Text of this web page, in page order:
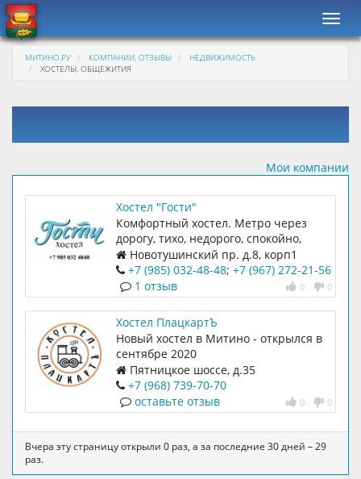
МИТИНО.РУ КОМПАНИИ, ОТЗЫВЫ
НЕДВИЖИМОСТЬ
ХОСТЕЛЫ, ОБЩЕЖИТИЯ
Мои компании
Хостел "Гости"
Комфортный хостел. Метро через
дорогу, тихо, недорого, спокойно,
все для достойного проживания
Новотушинский пр. д.8, корп1
+7 (985) 032-48-48; +7 (967) 272-21-56
0 0
1 отзыв
Хостел ПлацкартЪ
Новый хостел в Митино - открылся в
сентябре 2020
Пятницкое шоссе, д.35
+7 (968) 739-70-70
0 0
оставьте отзыв
Вчера эту страницу открыли 0 раз, а за последние 30 дней – 29
раз.